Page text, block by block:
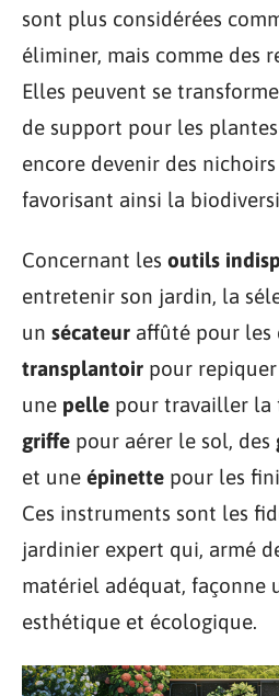
sont plus considérées
éliminer, mais comme des
Elles peuvent se
de support pour les
encore devenir des nichoirs
favorisant ainsi la
Concernant les outils
entretenir son jardin, la
un sécateur affûté pour les
transplantoir pour repiquer
une pelle pour travailler la
griffe pour aérer le sol, des
et une épinette pour les
Ces instruments sont les
jardinier expert qui, armé
matériel adéquat, façonne
esthétique et écologique.